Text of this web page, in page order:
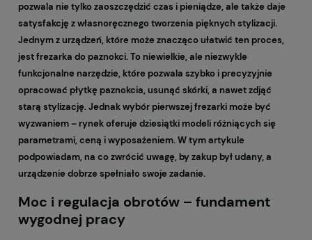
pozwala nie tylko zaoszczędzić czas i pieniądze, ale także daje
satysfakcję z własnoręcznego tworzenia pięknych stylizacji.
Jednym z urządzeń, które może znacząco ułatwić ten proces,
jest frezarka do paznokci. To niewielkie, ale niezwykle
funkcjonalne narzędzie, które pozwala szybko i precyzyjnie
opracować płytkę paznokcia, usunąć skórki, a nawet zdjąć
starą stylizację. Jednak wybór pierwszej frezarki może być
wyzwaniem – rynek oferuje dziesiątki modeli różniących się
parametrami, ceną i wyposażeniem. W tym artykule
podpowiadam, na co zwrócić uwagę, by zakup był udany, a
urządzenie dobrze spełniało swoje zadanie.
Moc i regulacja obrotów – fundament
wygodnej pracy